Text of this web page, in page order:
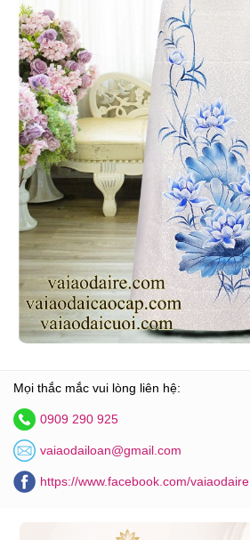
Mọi thắc mắc vui lòng liên hệ:
0909 290 925
vaiaodailoan@gmail.com
https://www.facebook.com/vaiaodaire